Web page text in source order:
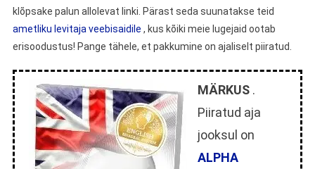
klõpsake palun allolevat linki. Pärast seda suunatakse teid
ametliku levitaja veebisaidile , kus kõiki meie lugejaid ootab
erisoodustus! Pange tähele, et pakkumine on ajaliselt piiratud.
MÄRKUS.
Piiratud aja
jooksul on
ALPHA